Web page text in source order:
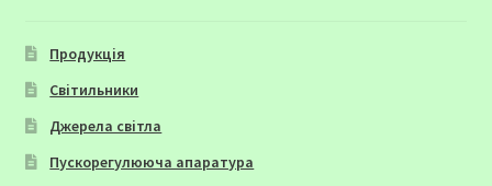
Продукція
Світильники
Джерела світла
Пускорегулююча апаратура